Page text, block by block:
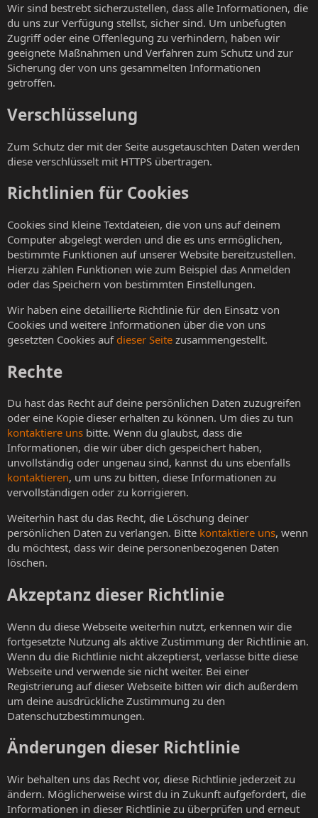
Wir sind bestrebt sicherzustellen, dass alle Informationen, die
du uns zur Verfügung stellst, sicher sind. Um unbefugten
Zugriff oder eine Offenlegung zu verhindern, haben wir
geeignete Maßnahmen und Verfahren zum Schutz und zur
Sicherung der von uns gesammelten Informationen
getroffen.
Verschlüsselung
Zum Schutz der mit der Seite ausgetauschten Daten werden
diese verschlüsselt mit HTTPS übertragen.
Richtlinien für Cookies
Cookies sind kleine Textdateien, die von uns auf deinem
Computer abgelegt werden und die es uns ermöglichen,
bestimmte Funktionen auf unserer Website bereitzustellen.
Hierzu zählen Funktionen wie zum Beispiel das Anmelden
oder das Speichern von bestimmten Einstellungen.
Wir haben eine detaillierte Richtlinie für den Einsatz von
Cookies und weitere Informationen über die von uns
gesetzten Cookies auf dieser Seite zusammengestellt.
Rechte
Du hast das Recht auf deine persönlichen Daten zuzugreifen
oder eine Kopie dieser erhalten zu können. Um dies zu tun
kontaktiere uns bitte. Wenn du glaubst, dass die
Informationen, die wir über dich gespeichert haben,
unvollständig oder ungenau sind, kannst du uns ebenfalls
kontaktieren, um uns zu bitten, diese Informationen zu
vervollständigen oder zu korrigieren.
Weiterhin hast du das Recht, die Löschung deiner
persönlichen Daten zu verlangen. Bitte kontaktiere uns, wenn
du möchtest, dass wir deine personenbezogenen Daten
löschen.
Akzeptanz dieser Richtlinie
Wenn du diese Webseite weiterhin nutzt, erkennen wir die
fortgesetzte Nutzung als aktive Zustimmung der Richtlinie an.
Wenn du die Richtlinie nicht akzeptierst, verlasse bitte diese
Webseite und verwende sie nicht weiter. Bei einer
Registrierung auf dieser Webseite bitten wir dich außerdem
um deine ausdrückliche Zustimmung zu den
Datenschutzbestimmungen.
Änderungen dieser Richtlinie
Wir behalten uns das Recht vor, diese Richtlinie jederzeit zu
ändern. Möglicherweise wirst du in Zukunft aufgefordert, die
Informationen in dieser Richtlinie zu überprüfen und erneut